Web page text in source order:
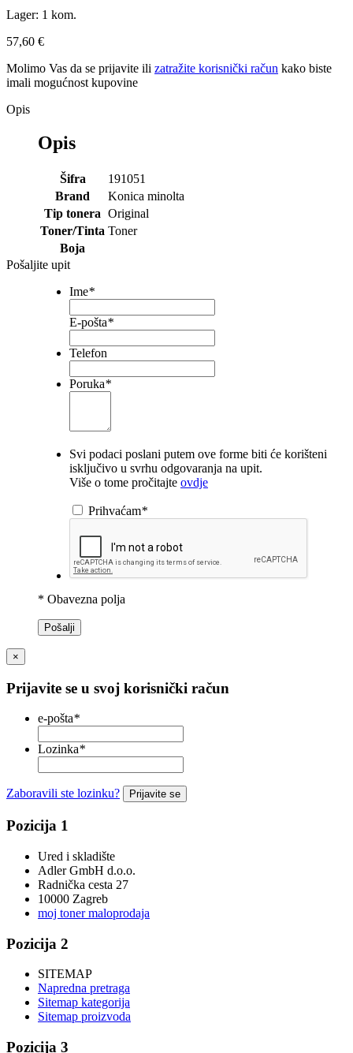
Lager: 1 kom.
57,60 €
Molimo Vas da se prijavite ili zatražite korisnički račun kako biste
imali mogućnost kupovine
Opis
Opis
Šifra
191051
Brand
Konica minolta
Tip tonera Original
Toner/Tinta Toner
Boja
Pošaljite upit
Ime*
E-pošta*
Telefon
Poruka*
Svi podaci poslani putem ove forme biti će korišteni
isključivo u svrhu odgovaranja na upit.
Više o tome pročitajte ovdje
Prihvaćam*
* Obavezna polja
Pošalji
×
Prijavite se u svoj korisnički račun
e-pošta*
Lozinka*
Zaboravili ste lozinku? Prijavite se
Pozicija 1
Ured i skladište
Adler GmbH d.o.o.
Radnička cesta 27
10000 Zagreb
moj toner maloprodaja
Pozicija 2
SITEMAP
Napredna pretraga
Sitemap kategorija
Sitemap proizvoda
Pozicija 3